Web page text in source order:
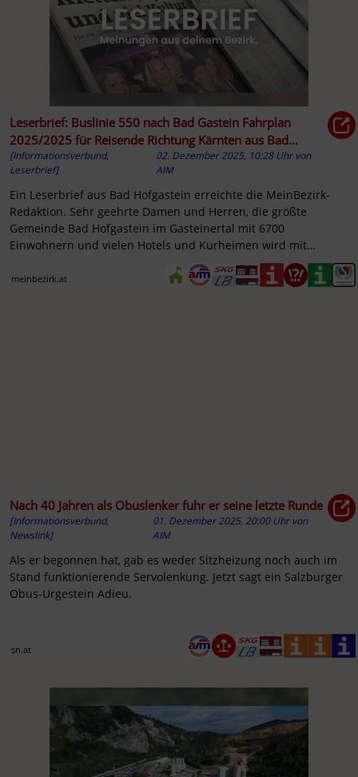
Leserbrief: Buslinie 550 nach Bad Gastein Fahrplan
2025/2025 für Reisende Richtung Kärnten aus Bad
Hofgastein
[Informationsverbund,
Leserbrief]
02. Dezember 2025, 10:28 Uhr von
AIM
Ein Leserbrief aus Bad Hofgastein erreichte die MeinBezirk-
Redaktion. Sehr geehrte Damen und Herren, die größte
Gemeinde Bad Hofgastein im Gasteinertal mit 6700
Einwohnern und vielen Hotels und Kurheimen wird mit
meinbezirk.at
Nach 40 Jahren als Obuslenker fuhr er seine letzte Runde
[Informationsverbund,
Newslink]
01. Dezember 2025, 20:00 Uhr von
AIM
Als er begonnen hat, gab es weder Sitzheizung noch auch im
Stand funktionierende Servolenkung. Jetzt sagt ein Salzburger
Obus-Urgestein Adieu.
sn.at